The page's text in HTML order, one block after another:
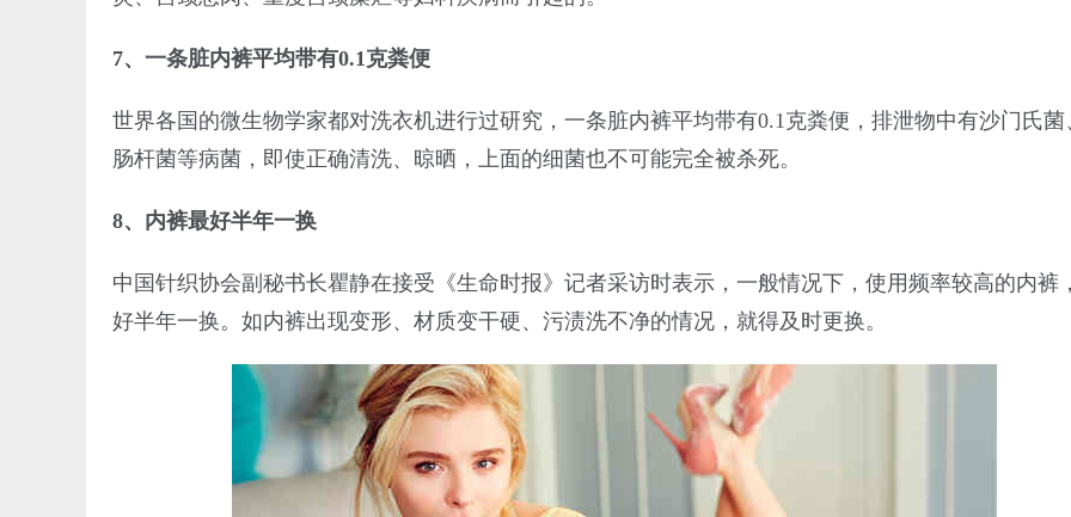
7、一条脏内裤平均带有0.1克粪便
世界各国的微生物学家都对洗衣机进行过研究，一条脏内裤平均带有0.1克粪便，排泄物中有沙门氏菌
肠杆菌等病菌，即使正确清洗、晾晒，上面的细菌也不可能完全被杀死。
8、内裤最好半年一换
中国针织协会副秘书长瞿静在接受《生命时报》记者采访时表示，一般情况下，使用频率较高的内裤
好半年一换。如内裤出现变形、材质变干硬、污渍洗不净的情况，就得及时更换。